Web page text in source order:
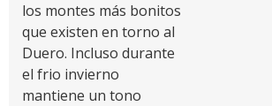
los montes más bonitos
que existen en torno al
Duero. Incluso durante
el frio invierno
mantiene un tono